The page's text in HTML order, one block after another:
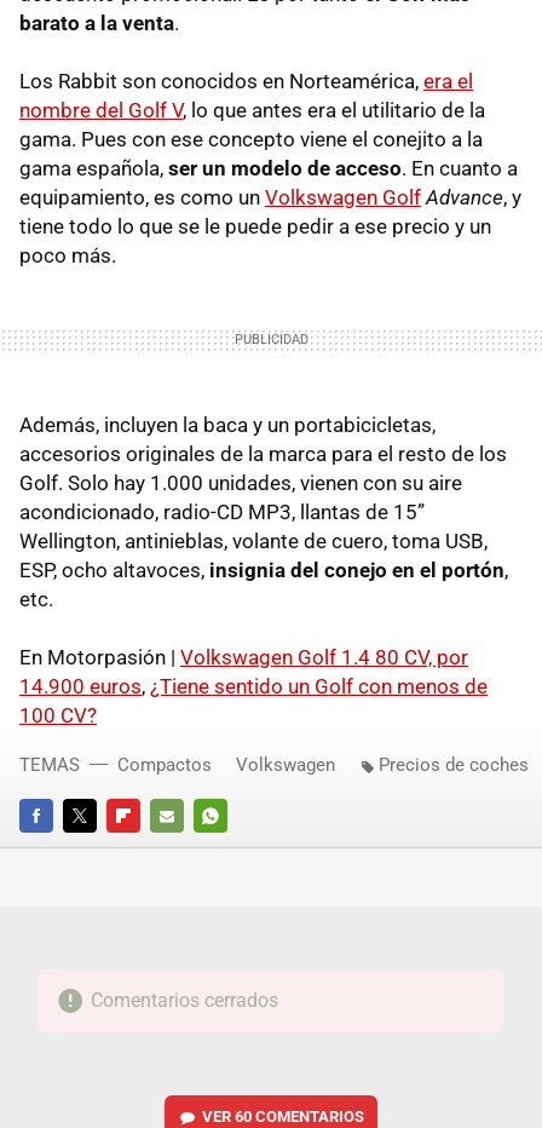
barato a la venta.
Los Rabbit son conocidos en Norteamérica, era el
nombre del Golf V, lo que antes era el utilitario de la
gama. Pues con ese concepto viene el conejito a la
gama española, ser un modelo de acceso. En cuanto a
equipamiento, es como un Volkswagen Golf Advance, y
tiene todo lo que se le puede pedir a ese precio y un
poco más.
Además, incluyen la baca y un portabicicletas,
accesorios originales de la marca para el resto de los
Golf. Solo hay 1.000 unidades, vienen con su aire
acondicionado, radio-CD MP3, llantas de 15”
Wellington, antinieblas, volante de cuero, toma USB,
ESP, ocho altavoces, insignia del conejo en el portón,
etc.
En Motorpasión | Volkswagen Golf 1.4 80 CV, por
14.900 euros, ¿Tiene sentido un Golf con menos de
100 CV?
FACEBOOKTWITTERFLIPBOARD
E-
WHATSAPP
TEMAS Compactos Volkswagen Precios de coches
Comentarios cerrados
VER 60 COMENTARIOS